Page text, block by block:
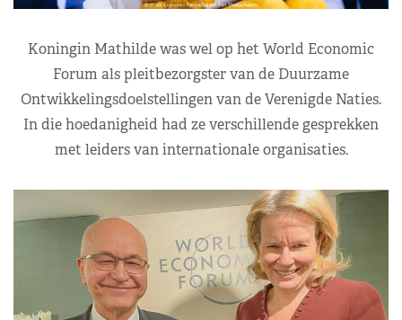
Koningin Mathilde was wel op het World Economic
Forum als pleitbezorgster van de Duurzame
Ontwikkelingsdoelstellingen van de Verenigde Naties.
In die hoedanigheid had ze verschillende gesprekken
met leiders van internationale organisaties.